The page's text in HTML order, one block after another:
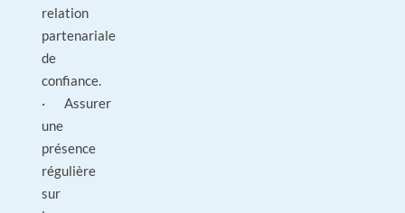
relation
partenariale
de
confiance.
· Assurer
une
présence
régulière
sur